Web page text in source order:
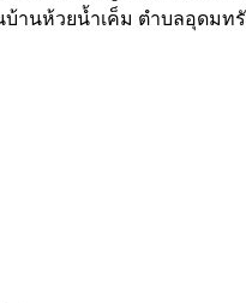
บ้านห้วยน้ำเค็ม ตำบลอุดมท